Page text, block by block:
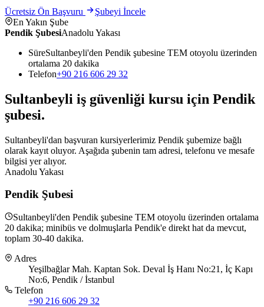
Ücretsiz Ön Başvuru
Şubeyi İncele
En Yakın Şube
Pendik ŞubesiAnadolu Yakası
SüreSultanbeyli'den Pendik şubesine TEM otoyolu üzerinden
ortalama 20 dakika
Telefon+90 216 606 29 32
Sultanbeyli iş güvenliği kursu için Pendik
şubesi.
Sultanbeyli'dan başvuran kursiyerlerimiz Pendik şubemize bağlı
olarak kayıt oluyor. Aşağıda şubenin tam adresi, telefonu ve mesafe
bilgisi yer alıyor.
Anadolu Yakası
Pendik Şubesi
Sultanbeyli'den Pendik şubesine TEM otoyolu üzerinden ortalama
20 dakika; minibüs ve dolmuşlarla Pendik'e direkt hat da mevcut,
toplam 30-40 dakika.
Adres
Yeşilbağlar Mah. Kaptan Sok. Deval İş Hanı No:21, İç Kapı
No:6, Pendik / İstanbul
Telefon
+90 216 606 29 32